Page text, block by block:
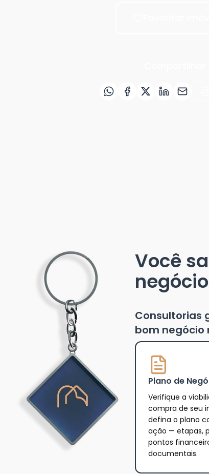
Você
Consultorias
bom negócio
Plano de
Verifique a
compra de seu
defina o plano
ação — etapas,
pontos
documentais.